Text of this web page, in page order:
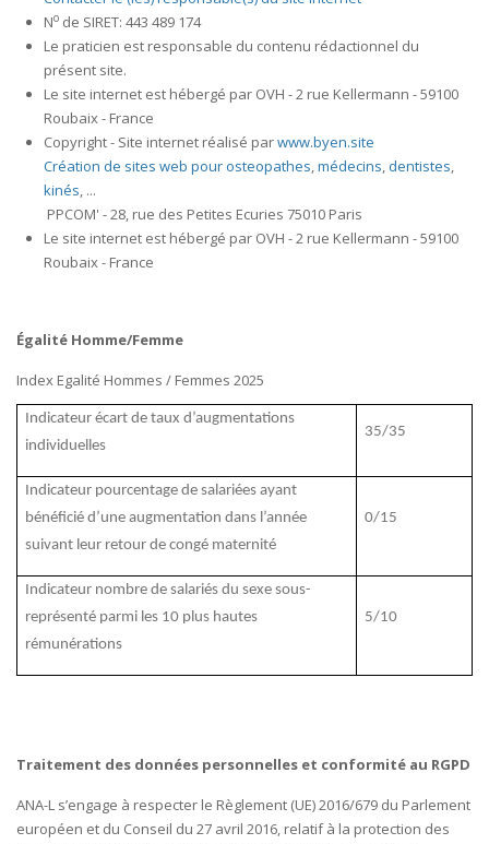
No de SIRET: 443 489 174
Le praticien est responsable du contenu rédactionnel du
présent site.
Le site internet est hébergé par OVH - 2 rue Kellermann - 59100
Roubaix - France
Copyright - Site internet réalisé parwww.byen.site
Création de sites web pour osteopathes,médecins,dentistes,
kinés, ...
PPCOM' - 28, rue des Petites Ecuries 75010 Paris
Le site internet est hébergé par OVH - 2 rue Kellermann - 59100
Roubaix - France
Égalité Homme/Femme
Index Egalité Hommes / Femmes 2025
Indicateur écart de taux d’augmentations
individuelles
35/35
Indicateur pourcentage de salariées ayant
bénéficié d’une augmentation dans l’année
suivant leur retour de congé maternité
0/15
Indicateur nombre de salariés du sexe sous-
représenté parmi les 10 plus hautes
rémunérations
5/10
Traitement des données personnelles et conformité au RGPD
ANA-L s’engage à respecter le Règlement (UE) 2016/679 du Parlement
européen et du Conseil du 27 avril 2016, relatif à la protection des